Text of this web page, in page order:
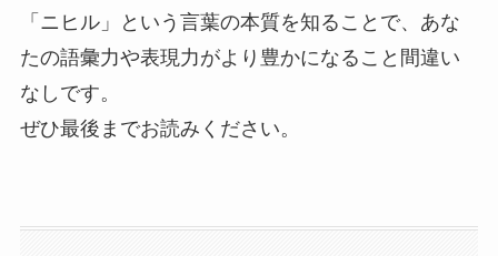
「ニヒル」という言葉の本質を知ることで、あな
たの語彙力や表現力がより豊かになること間違い
なしです。
ぜひ最後までお読みください。